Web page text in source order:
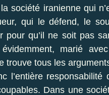
société iranienne qui
qui le défend, le
pour qu’il ne soit pas
marié
trouve tous les
l’entière
Dans une